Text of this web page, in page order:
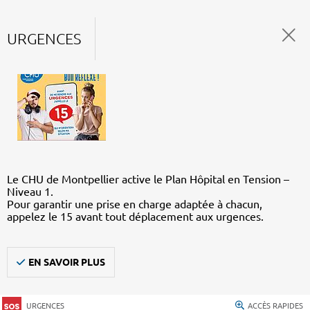
URGENCES
Le CHU de Montpellier active le Plan Hôpital en Tension –
Niveau 1.
Pour garantir une prise en charge adaptée à chacun,
appelez le 15 avant tout déplacement aux urgences.
EN SAVOIR PLUS
URGENCES ACCÈS RAPIDES